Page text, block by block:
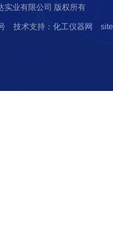
实业有限公司 版权所有
技术支持：化工仪器网